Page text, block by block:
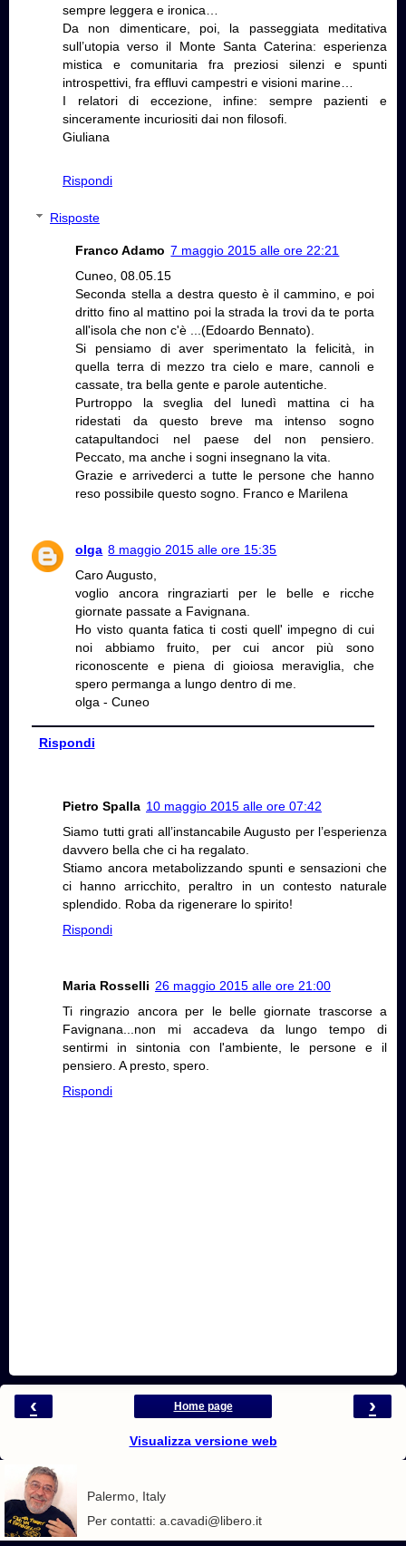
sempre leggera e ironica…
Da non dimenticare, poi, la passeggiata meditativa
sull’utopia verso il Monte Santa Caterina: esperienza
mistica e comunitaria fra preziosi silenzi e spunti
introspettivi, fra effluvi campestri e visioni marine…
I relatori di eccezione, infine: sempre pazienti e
sinceramente incuriositi dai non filosofi.
Giuliana
Rispondi
Risposte
Franco Adamo 7 maggio 2015 alle ore 22:21
Cuneo, 08.05.15
Seconda stella a destra questo è il cammino, e poi
dritto fino al mattino poi la strada la trovi da te porta
all'isola che non c'è ...(Edoardo Bennato).
Si pensiamo di aver sperimentato la felicità, in
quella terra di mezzo tra cielo e mare, cannoli e
cassate, tra bella gente e parole autentiche.
Purtroppo la sveglia del lunedì mattina ci ha
ridestati da questo breve ma intenso sogno
catapultandoci nel paese del non pensiero.
Peccato, ma anche i sogni insegnano la vita.
Grazie e arrivederci a tutte le persone che hanno
reso possibile questo sogno. Franco e Marilena
olga 8 maggio 2015 alle ore 15:35
Caro Augusto,
voglio ancora ringraziarti per le belle e ricche
giornate passate a Favignana.
Ho visto quanta fatica ti costi quell' impegno di cui
noi abbiamo fruito, per cui ancor più sono
riconoscente e piena di gioiosa meraviglia, che
spero permanga a lungo dentro di me.
olga - Cuneo
Rispondi
Pietro Spalla 10 maggio 2015 alle ore 07:42
Siamo tutti grati all’instancabile Augusto per l’esperienza
davvero bella che ci ha regalato.
Stiamo ancora metabolizzando spunti e sensazioni che
ci hanno arricchito, peraltro in un contesto naturale
splendido. Roba da rigenerare lo spirito!
Rispondi
Maria Rosselli 26 maggio 2015 alle ore 21:00
Ti ringrazio ancora per le belle giornate trascorse a
Favignana...non mi accadeva da lungo tempo di
sentirmi in sintonia con l'ambiente, le persone e il
pensiero. A presto, spero.
Rispondi
‹ ›
Home page
Visualizza versione web
Palermo, Italy
Per contatti: a.cavadi@libero.it